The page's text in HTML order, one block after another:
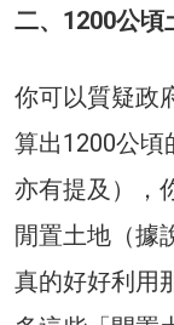
二、1200公頃
你可以質疑政
算出1200公頃
亦有提及），
閒置土地（據
真的好好利用